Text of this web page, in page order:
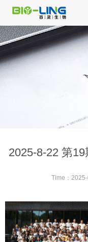
2025-8-22 第
Time：